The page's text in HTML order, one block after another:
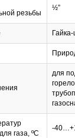
резьбы
½”
для
газа, ºС
-